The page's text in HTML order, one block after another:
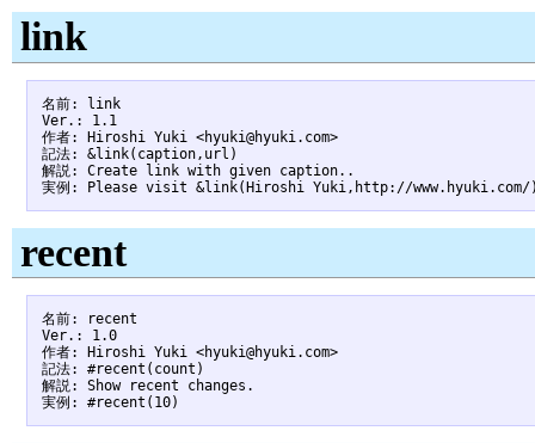
link
名前: link
Ver.: 1.1
作者: Hiroshi Yuki <hyuki@hyuki.com>
記法: &link(caption,url)
解説: Create link with given caption..
recent
名前: recent
Ver.: 1.0
作者: Hiroshi Yuki <hyuki@hyuki.com>
記法: #recent(count)
解説: Show recent changes.